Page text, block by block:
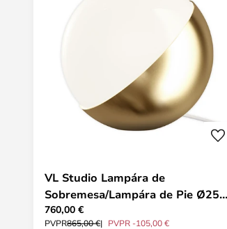
VL Studio Lampára de
Sobremesa/Lampára de Pie Ø250
Brass - Louis Poulsen
760,00 €
PVPR865,00 € PVPR -105,00 €